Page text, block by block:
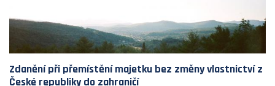
Zdanění při přemístění majetku bez změny vlastnictví z
České republiky do zahraničí